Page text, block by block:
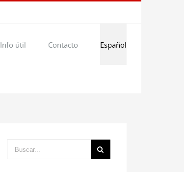
Info útil Contacto Español
Buscar: